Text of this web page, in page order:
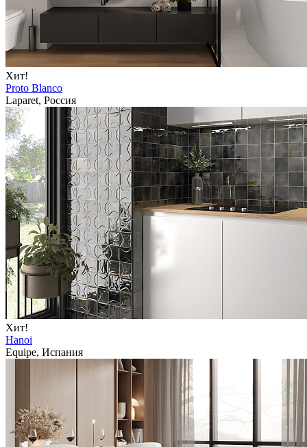
Хит!
Proto Blanco
Laparet, Россия
Хит!
Hanoi
Equipe, Испания